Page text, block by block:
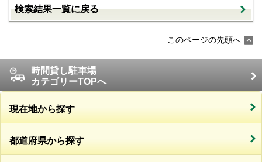
検索結果一覧に戻る
このページの先頭へ
時間貸し駐車場
カテゴリーTOPへ
現在地から探す
都道府県から探す